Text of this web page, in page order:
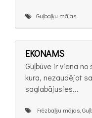
Guļbaļķu mājas
EKONAMS
Guļbūve ir viena
kura, nezaudējot
saglabājusies...
Frēzbaļķu mājas,